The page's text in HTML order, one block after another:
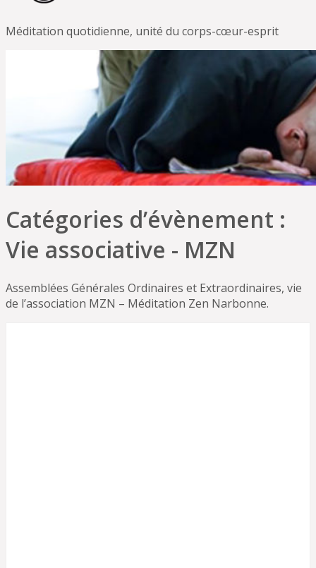
Méditation quotidienne, unité du corps-cœur-esprit
Catégories d’évènement :
Vie associative - MZN
Assemblées Générales Ordinaires et Extraordinaires, vie
de l’association MZN – Méditation Zen Narbonne.